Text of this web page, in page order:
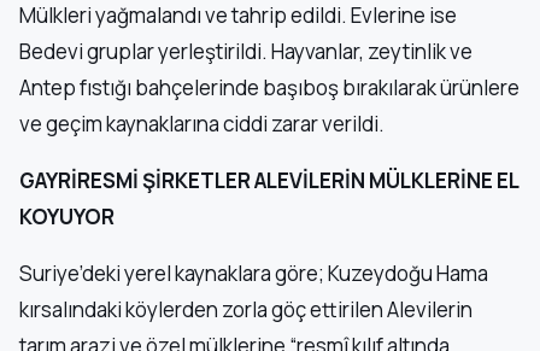
Mülkleri yağmalandı ve tahrip edildi. Evlerine ise
Bedevi gruplar yerleştirildi. Hayvanlar, zeytinlik ve
Antep fıstığı bahçelerinde başıboş bırakılarak ürünlere
ve geçim kaynaklarına ciddi zarar verildi.
GAYRİRESMİ ŞİRKETLER ALEVİLERİN MÜLKLERİNE EL
KOYUYOR
Suriye’deki yerel kaynaklara göre; Kuzeydoğu Hama
kırsalındaki köylerden zorla göç ettirilen Alevilerin